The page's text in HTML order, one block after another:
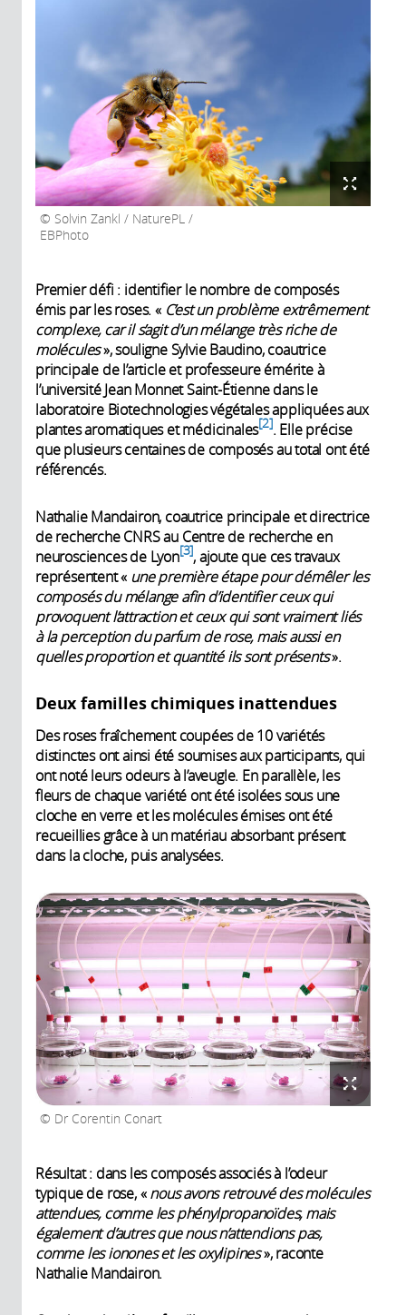
Solvin Zankl / NaturePL /
EBPhoto
Premier défi : identifier le nombre de composés
émis par les roses. « C’est un problème extrêmement
complexe, car il s’agit d’un mélange très riche de
molécules», souligne Sylvie Baudino, coautrice
principale de l’article et professeure émérite à
l’université Jean Monnet Saint-Étienne dans le
laboratoire Biotechnologies végétales appliquées aux
plantes aromatiques et médicinales 2 . Elle précise
que plusieurs centaines de composés au total ont été
référencés.
Nathalie Mandairon, coautrice principale et directrice
de recherche CNRS au Centre de recherche en
neurosciences de Lyon 3 , ajoute que ces travaux
représentent « une première étape pour démêler les
composés du mélange afin d’identifier ceux qui
provoquent l’attraction et ceux qui sont vraiment liés
à la perception du parfum de rose, mais aussi en
quelles proportion et quantité ils sont présents».
Deux familles chimiques inattendues
Des roses fraîchement coupées de 10 variétés
distinctes ont ainsi été soumises aux participants, qui
ont noté leurs odeurs à l’aveugle. En parallèle, les
fleurs de chaque variété ont été isolées sous une
cloche en verre et les molécules émises ont été
recueillies grâce à un matériau absorbant présent
dans la cloche, puis analysées.
Dr Corentin Conart
Résultat : dans les composés associés à l’odeur
typique de rose, «nous avons retrouvé des molécules
attendues, comme les phénylpropanoïdes, mais
également d’autres que nous n’attendions pas,
comme les ionones et les oxylipines», raconte
Nathalie Mandairon.